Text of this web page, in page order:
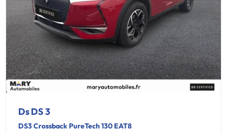
Ds DS 3
DS3 Crossback PureTech 130 EAT8